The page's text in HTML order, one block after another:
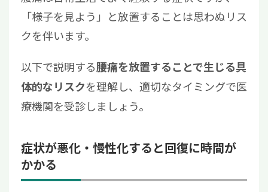
「様子を見よう」と放置することは思わぬリス
クを伴います。
以下で説明する腰痛を放置することで生じる具
体的なリスクを理解し、適切なタイミングで医
療機関を受診しましょう。
症状が悪化・慢性化すると回復に時間が
かかる